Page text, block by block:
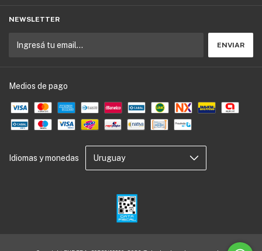
NEWSLETTER
Medios de pago
Idiomas y monedas